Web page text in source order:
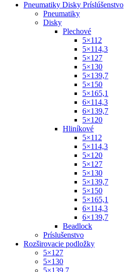
Pneumatiky Disky Príslúšenstvo
Pneumatiky
Disky
Plechové
5×112
5×114,3
5×127
5×130
5×139,7
5×150
5×165,1
6×114,3
6×139,7
5×120
Hliníkové
5×112
5×114,3
5×120
5×127
5×130
5×139,7
5×150
5×165,1
6×114,3
6×139,7
Beadlock
Príslušenstvo
Rozširovacie podložky
5×127
5×130